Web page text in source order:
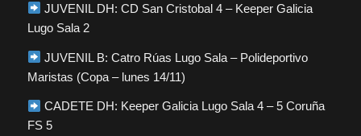
JUVENIL DH: CD San Cristobal 4 – Keeper Galicia
Lugo Sala 2
JUVENIL B: Catro Rúas Lugo Sala – Polideportivo
Maristas (Copa – lunes 14/11)
CADETE DH: Keeper Galicia Lugo Sala 4 – 5 Coruña
FS 5